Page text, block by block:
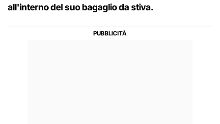
all'interno del suo bagaglio da stiva.